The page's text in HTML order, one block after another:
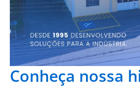
Conheça nossa